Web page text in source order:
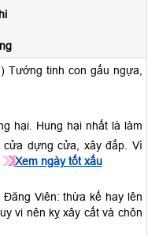
Tướng tinh con gấu ngựa,
hại. Hung hại nhất là làm
dựng cửa, xây đắp. Vì
Xem ngày tốt xấu
Viên: thừa kế hay lên
vi nên kỵ xây cất và chôn